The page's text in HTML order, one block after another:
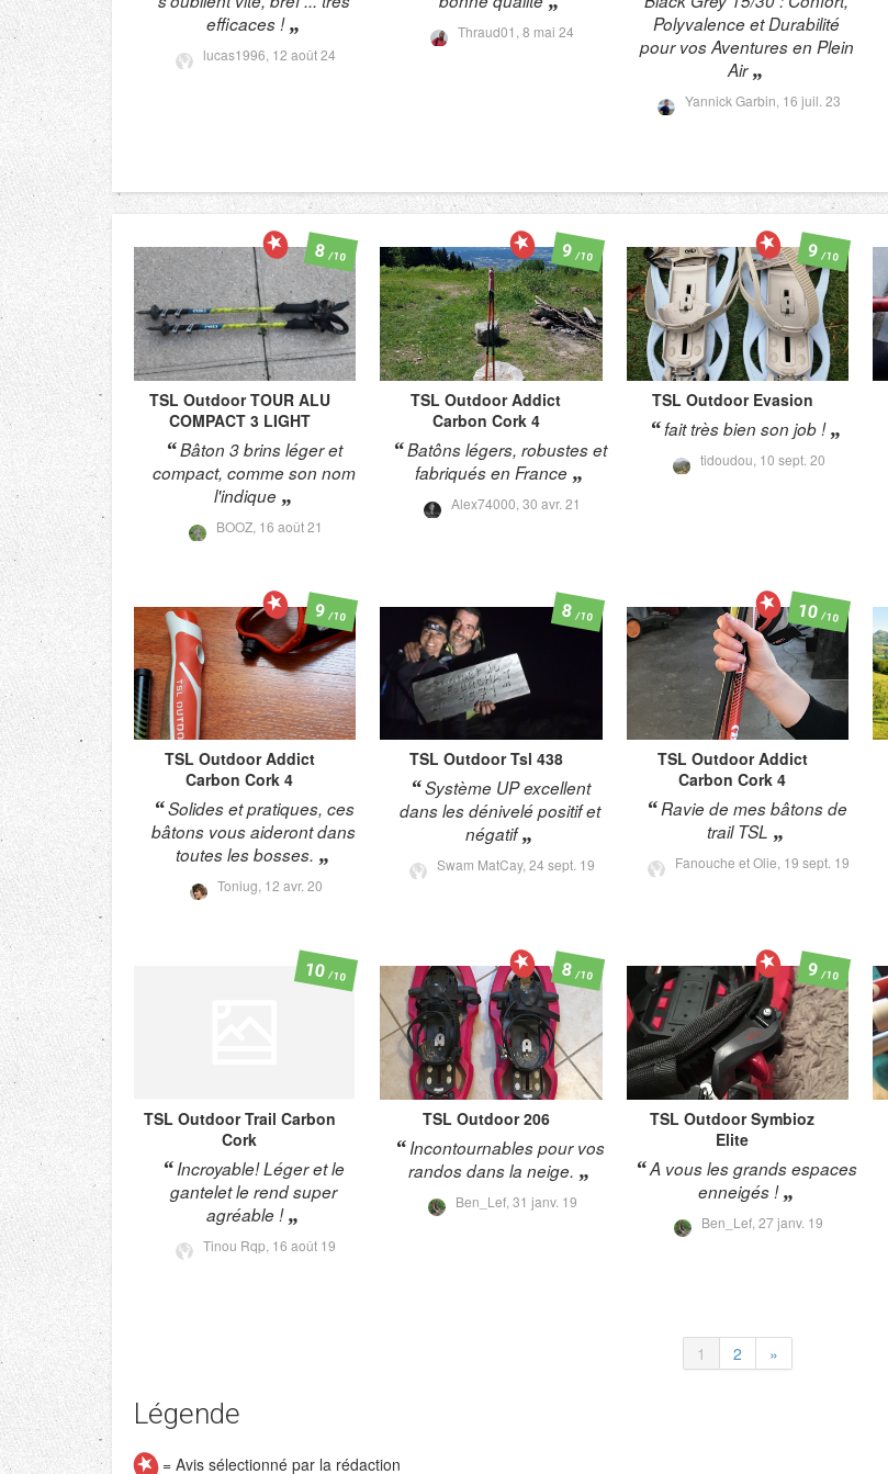
efficaces !
lucas1996, 12 août 24
Thraud01,8 mai 24
Polyvalence et Durabilité
pour vos Aventures en Plein
Air
Yannick Garbin, 16 juil. 23
TSL Outdoor TOUR ALU
COMPACT 3 LIGHT
Bâton 3 brins léger et
compact, comme son nom
l'indique
BOOZ, 16 août 21
8/10
TSL Outdoor Addict
Carbon Cork 4
Batôns légers, robustes et
fabriqués en France
Alex74000,30 avr. 21
9/10
TSL Outdoor Evasion
fait très bien son job !
tidoudou, 10 sept. 20
9/10
TSL Outdoor Addict
Carbon Cork 4
Solides et pratiques, ces
bâtons vous aideront dans
toutes les bosses.
Toniug, 12 avr. 20
9/10
TSL Outdoor Tsl 438
Système UP excellent
dans les dénivelé positif et
négatif
Swam MatCay,24 sept. 19
8/10
TSL Outdoor Addict
Carbon Cork 4
Ravie de mes bâtons de
trail TSL
Fanouche et Olie, 19 sept. 19
10/10
TSL Outdoor Trail Carbon
Cork
Incroyable! Léger et le
gantelet le rend super
agréable !
Tinou Rqp, 16 août 19
10/10
TSL Outdoor 206
Incontournables pour vos
randos dans la neige.
Ben_Lef, 31 janv. 19
8/10
TSL Outdoor Symbioz
Elite
A vous les grands espaces
enneigés !
Ben_Lef,27 janv. 19
9/10
1 2 »
Légende
= Avis sélectionné par la rédaction